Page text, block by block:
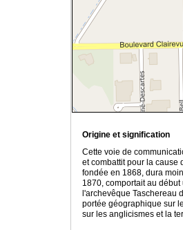
Origine et signification
Cette voie de
et combattit pour la cause
fondée en 1868, dura
1870, comportait au
l'archevêque Taschereau
portée géographique sur
sur les anglicismes et la